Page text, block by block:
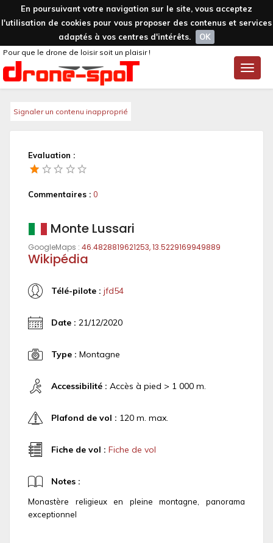
En poursuivant votre navigation sur le site, vous acceptez
l'utilisation de cookies pour vous proposer des contenus et services
adaptés à vos centres d'intérêts.
OK
Toggle
Pour que le drone de loisir soit un plaisir !
Signaler un contenu inapproprié
Evaluation :
Commentaires : 0
Monte Lussari
GoogleMaps : 46.4828819621253, 13.5229169949889
Wikipédia
Télé-pilote : jfd54
Date : 21/12/2020
Type : Montagne
Accessibilité : Accès à pied > 1 000 m.
Plafond de vol : 120 m. max.
Fiche de vol : Fiche de vol
Notes :
Monastère religieux en pleine montagne, panorama
exceptionnel